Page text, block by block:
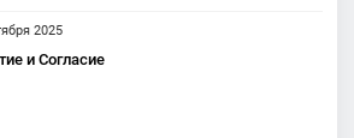
2025
и Согласие